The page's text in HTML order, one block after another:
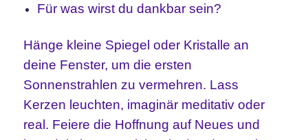
Für was wirst du dankbar sein?
Hänge kleine Spiegel oder Kristalle an
deine Fenster, um die ersten
Sonnenstrahlen zu vermehren. Lass
Kerzen leuchten, imaginär meditativ oder
real. Feiere die Hoffnung auf Neues und